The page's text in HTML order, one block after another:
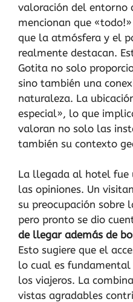
valoración del entorno
mencionan que
que la atmósfera y el
realmente destacan.
Gotita no solo
sino también una
naturaleza. La
especial», lo que
valoran no solo las
también su contexto
La llegada al hotel fue
las opiniones. Un
su preocupación sobre
pero pronto se dio
de llegar además de
Esto sugiere que el
lo cual es
los viajeros. La
vistas agradables